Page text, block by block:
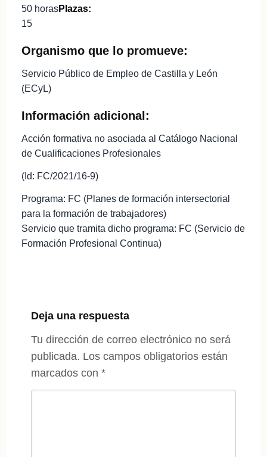
50 horasPlazas:
15
Organismo que lo promueve:
Servicio Público de Empleo de Castilla y León
(ECyL)
Información adicional:
Acción formativa no asociada al Catálogo Nacional
de Cualificaciones Profesionales
(Id: FC/2021/16-9)
Programa: FC (Planes de formación intersectorial
para la formación de trabajadores)
Servicio que tramita dicho programa: FC (Servicio de
Formación Profesional Continua)
Deja una respuesta
Tu dirección de correo electrónico no será
publicada. Los campos obligatorios están
marcados con *